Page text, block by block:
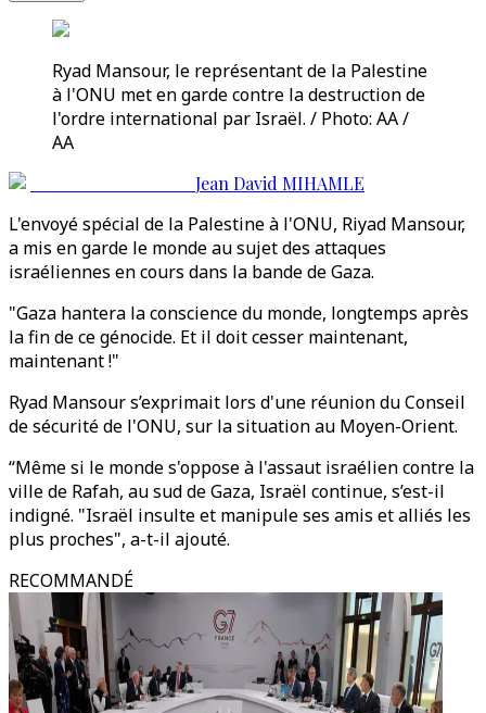
Ryad Mansour, le représentant de la Palestine
à l'ONU met en garde contre la destruction de
l'ordre international par Israël. / Photo: AA /
AA
Jean David MIHAMLE
L'envoyé spécial de la Palestine à l'ONU, Riyad Mansour,
a mis en garde le monde au sujet des attaques
israéliennes en cours dans la bande de Gaza.
"Gaza hantera la conscience du monde, longtemps après
la fin de ce génocide. Et il doit cesser maintenant,
maintenant !"
Ryad Mansour s’exprimait lors d'une réunion du Conseil
de sécurité de l'ONU, sur la situation au Moyen-Orient.
“Même si le monde s'oppose à l'assaut israélien contre la
ville de Rafah, au sud de Gaza, Israël continue, s’est-il
indigné. "Israël insulte et manipule ses amis et alliés les
plus proches", a-t-il ajouté.
RECOMMANDÉ